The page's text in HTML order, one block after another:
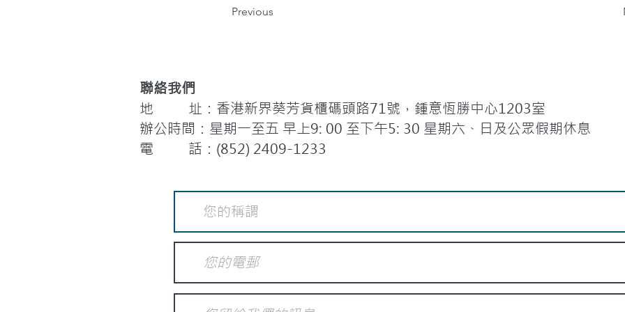
Previous
聯絡我們
地 址：香港新界葵芳貨櫃碼頭路71號，鍾意恆勝中心1203室
辦公時間：星期一至五 早上9: 00 至下午5: 30 星期六、日及公眾假期休息
電 話：(852) 2409-1233